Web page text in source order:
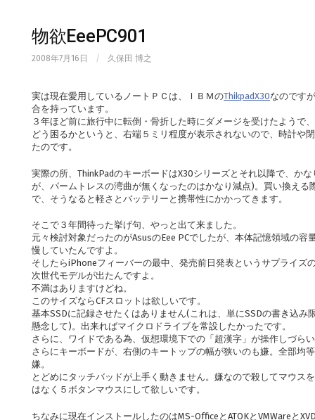
物欲EeePC901
2008年7月16日 / 久保田 博之
実は現在愛用しているノートＰＣは、ＩＢＭのThikpadX30なのです
合を持っています。
３年ほど前に旅行中に転倒・骨折した時にダメージを受けたようで
どう困るかというと、右端５ミリ程度が表示されないので、時計や
たのです。
実際の所、ThinkPadのキーボードはX30シリーズとそれ以降で、か
が、パームトレスの湾曲が無くなったのはかなり減点)。買い換える
で、そうなると軽さとバッテリーと携帯性にかかってきます。
そこで３年間待った挙げ句、やっと出て来ました。
元々検討対象だったのがAsusのEee PCでしたが、本体記憶領域の容
慢していたんですよ。
そしたらiPhoneフィーバーの最中、発売前日発表というサプライズ
次世代モデルが出たんですよ。
不満はありますけどね。
このサイズならCFスロットは欲しいです。
基本SSDに記録させたくはありません(これは、単にSSDの書き込み
懸念して)。出来ればマイクロドライブを常設したかったです。
さらに、ワイドである為、仮想環境下での「超漢字」が操作しづら
さらにキーボードが、右側のキートップの幅が狭いのも嫌。全部均
嫌。
とどめにタッチバッドが上手く動きません。嫌なので殺してマウス
はなく５ボタンマウスにして欲しいです。
ちなみに現在インストールしたのはMS-OfficeとATOKとVMWareと